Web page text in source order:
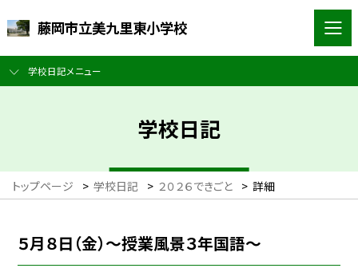
藤岡市立美九里東小学校
学校日記メニュー
学校日記
トップページ > 学校日記 > ２０２６できごと > 詳細
５月８日（金）～授業風景３年国語～